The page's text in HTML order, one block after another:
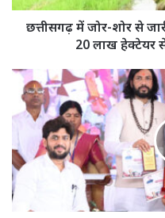
की
बोनी:
20
लाख
हेक्टेयर
अधिक
क्षेत्र
में
हुई
बुवाई
छत्तीसगढ़ में जोर-शोर से
20 लाख हेक्टेयर
सुशासन
और
विकास
पथ
पर
अग्रसर
छत्तीसगढ़:
आरंग